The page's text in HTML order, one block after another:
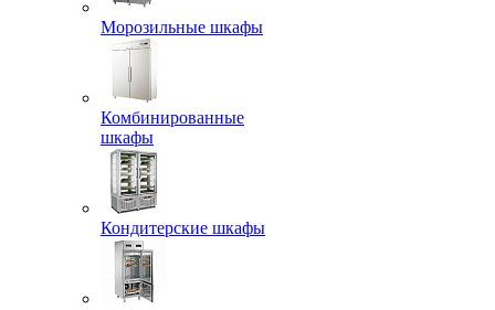
Морозильные шкафы
Комбинированные
шкафы
Кондитерские шкафы